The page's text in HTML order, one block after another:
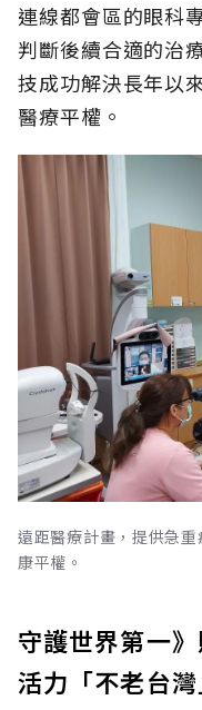
連線都會區的眼科
判斷後續合適的治
技成功解決長年以
醫療平權。
遠距醫療計畫，提供急
康平權。
守護世界第一
活力「不老台灣